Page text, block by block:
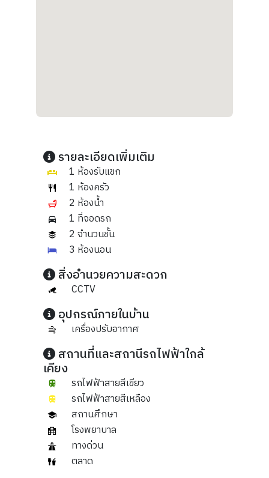
รายละเอียดเพิ่มเติม
1 ห้องรับแขก
1 ห้องครัว
2 ห้องน้ำ
1 ที่จอดรถ
2 จำนวนชั้น
3 ห้องนอน
สิ่งอำนวยความสะดวก
CCTV
อุปกรณ์ภายในบ้าน
เครื่องปรับอากาศ
สถานที่และสถานีรถไฟฟ้าใกล้
เคียง
รถไฟฟ้าสายสีเขียว
รถไฟฟ้าสายสีเหลือง
สถานศึกษา
โรงพยาบาล
ทางด่วน
ตลาด